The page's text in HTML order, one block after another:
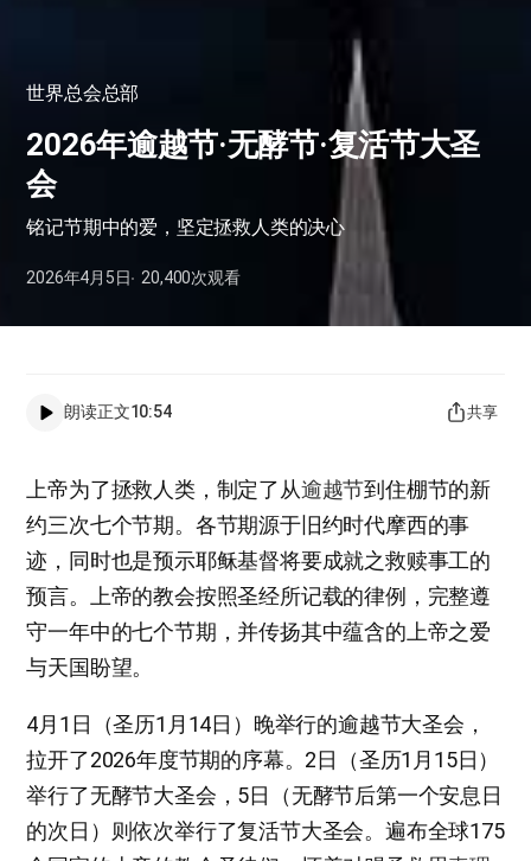
世界总会总部
2026年逾越节·无酵节·复活节大圣
会
铭记节期中的爱，坚定拯救人类的决心
2026年4月5日 20,400次观看
朗读正文10:54 共享
上帝为了拯救人类，制定了从逾越节到住棚节的新
约三次七个节期。各节期源于旧约时代摩西的事
迹，同时也是预示耶稣基督将要成就之救赎事工的
预言。上帝的教会按照圣经所记载的律例，完整遵
守一年中的七个节期，并传扬其中蕴含的上帝之爱
与天国盼望。
4月1日（圣历1月14日）晚举行的逾越节大圣会，
拉开了2026年度节期的序幕。2日（圣历1月15日）
举行了无酵节大圣会，5日（无酵节后第一个安息日
的次日）则依次举行了复活节大圣会。遍布全球175